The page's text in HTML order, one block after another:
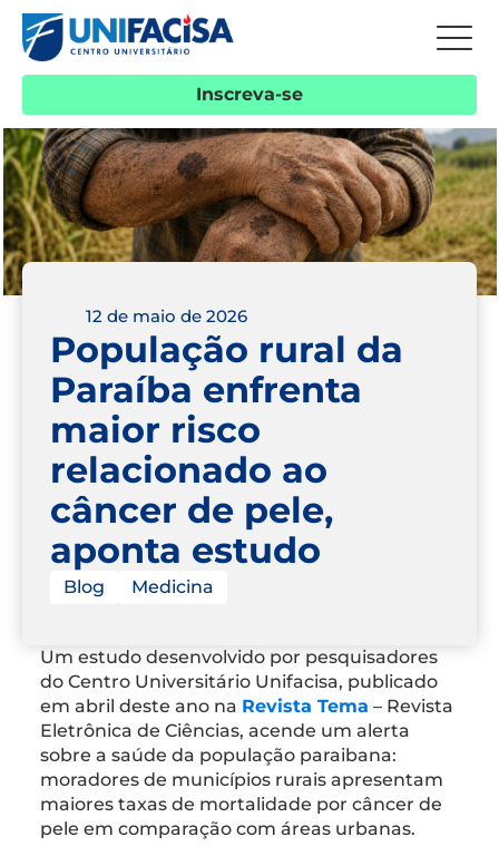
Inscreva-se
12 de maio de 2026
População rural da
Paraíba enfrenta
maior risco
relacionado ao
câncer de pele,
aponta estudo
Blog Medicina
Um estudo desenvolvido por pesquisadores
do Centro Universitário Unifacisa, publicado
em abril deste ano na Revista Tema – Revista
Eletrônica de Ciências, acende um alerta
sobre a saúde da população paraibana:
moradores de municípios rurais apresentam
maiores taxas de mortalidade por câncer de
pele em comparação com áreas urbanas.